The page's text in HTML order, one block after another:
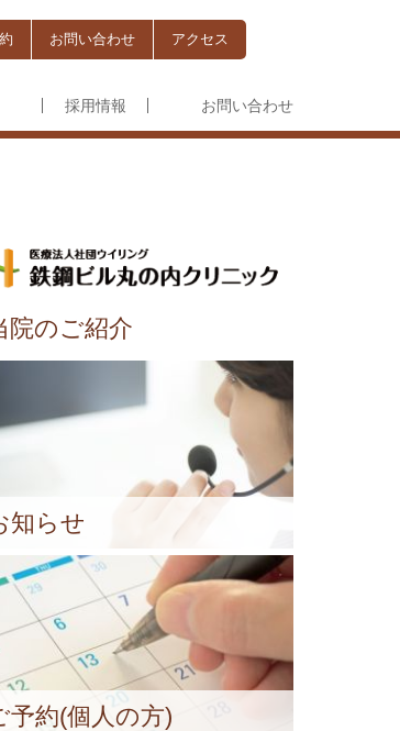
お問い合わせ アクセス
採用情報 お問い合わせ
院のご紹介
知らせ
予約(個人の方)